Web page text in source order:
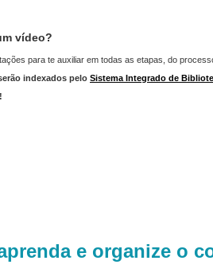
vídeo?
para te auxiliar em todas as etapas, do
indexados pelo Sistema Integrado de
e organize o